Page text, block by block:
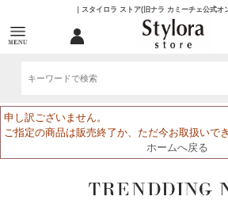
｜スタイロラ ストア(旧ナラ カミーチェ公式オ
申し訳ございません。
ご指定の商品は販売終了か、ただ今お取扱いで
ホームへ戻る